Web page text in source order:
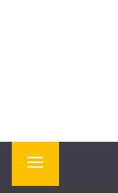
Primary